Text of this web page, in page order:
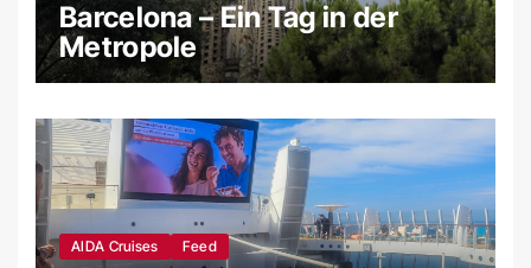
Barcelona – Ein Tag in der
Metropole
AIDA Cruises Feed